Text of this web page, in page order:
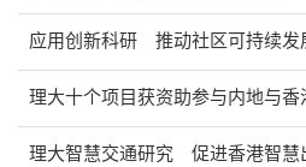
应用创新科研 推动社区可持续发
理大十个项目获资助参与内地与
理大智慧交通研究 促进香港智慧